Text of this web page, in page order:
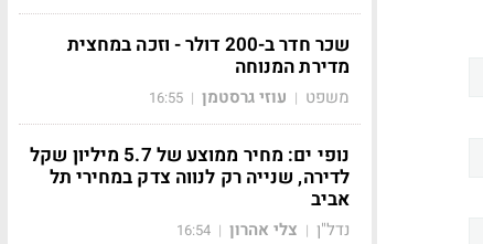
שכר חדר ב-200 דולר - וזכה במחצית
מדירת המנוחה
משפט | עוזי גרסטמן |
16:55
נופי ים: מחיר ממוצע של 5.7 מיליון שקל
לדירה, שנייה רק לנווה צדק במחירי תל
אביב
נדל"ן | צלי אהרון |
16:54